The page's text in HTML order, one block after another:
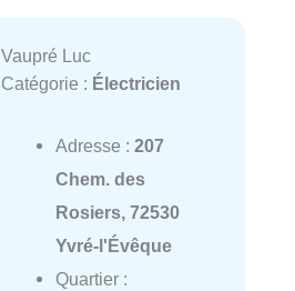
Vaupré Luc
Catégorie : Électricien
Adresse : 207
Chem. des
Rosiers, 72530
Yvré-l'Évêque
Quartier :